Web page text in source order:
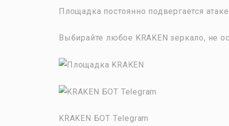
Площадка постоянно подвергается
Выбирайте любое KRAKEN зеркало, не
KRAKEN БОТ Telegram